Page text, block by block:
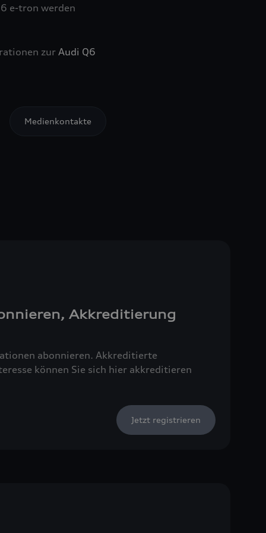
e-tron werden
zur Audi Q6
Medienkontakte
Akkreditierung
abonnieren. Akkreditierte
können Sie sich hier akkreditieren
Jetzt registrieren